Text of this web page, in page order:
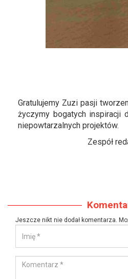
Gratulujemy Zuzi pasji
życzymy bogatych inspiracji
niepowtarzalnych projektów.
Zespół
Jeszcze nikt nie dodał komentarza.